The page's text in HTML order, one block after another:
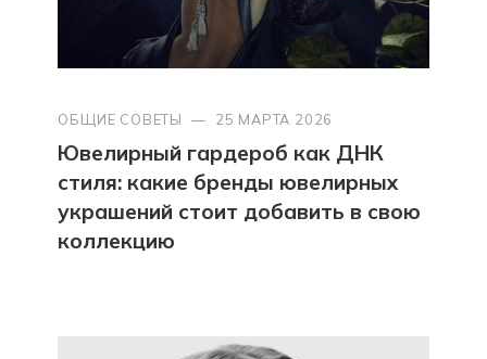
ОБЩИЕ СОВЕТЫ — 25 МАРТА 2026
Ювелирный гардероб как ДНК
стиля: какие бренды ювелирных
украшений стоит добавить в свою
коллекцию